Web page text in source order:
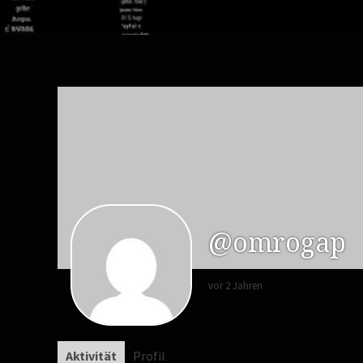
@omrogap
vor 2 Jahren
Aktivität Profil